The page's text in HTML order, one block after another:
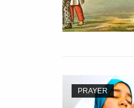
PRAYER